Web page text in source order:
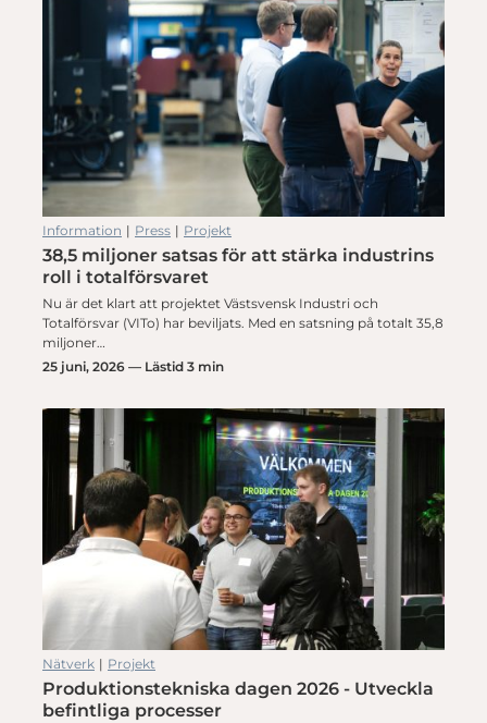
Information | Press | Projekt
38,5 miljoner satsas för att stärka industrins
roll i totalförsvaret
Nu är det klart att projektet Västsvensk Industri och
Totalförsvar (VITo) har beviljats. Med en satsning på totalt 35,8
miljoner…
25 juni, 2026 — Lästid 3 min
Nätverk | Projekt
Produktionstekniska dagen 2026 - Utveckla
befintliga processer